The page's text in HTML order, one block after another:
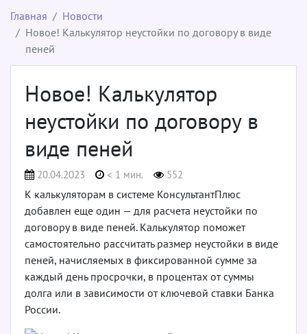
Главная
Новости
Новое! Калькулятор неустойки по договору в виде
пеней
Новое! Калькулятор
неустойки по договору в
виде пеней
20.04.2023 < 1 мин. 552
К калькуляторам в системе КонсультантПлюс
добавлен еще один — для расчета неустойки по
договору в виде пеней. Калькулятор поможет
самостоятельно рассчитать размер неустойки в виде
пеней, начисляемых в фиксированной сумме за
каждый день просрочки, в процентах от суммы
долга или в зависимости от ключевой ставки Банка
России.